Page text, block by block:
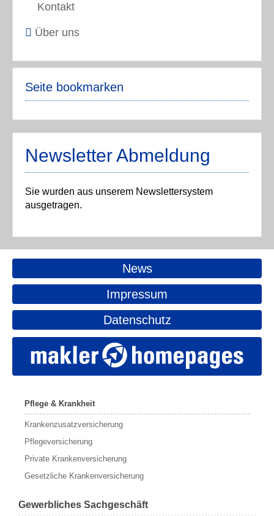
Kontakt
Über uns
Seite bookmarken
Newsletter Abmeldung
Sie wurden aus unserem Newslettersystem
ausgetragen.
News
Impressum
Datenschutz
Pflege & Krankheit
Krankenzusatzversicherung
Pflegeversicherung
Private Krankenversicherung
Gesetzliche Krankenversicherung
Gewerbliches Sachgeschäft